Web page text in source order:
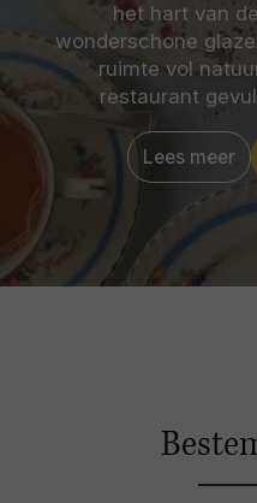
het hart van
wonderschone
ruimte vol
restaurant
Lees meer